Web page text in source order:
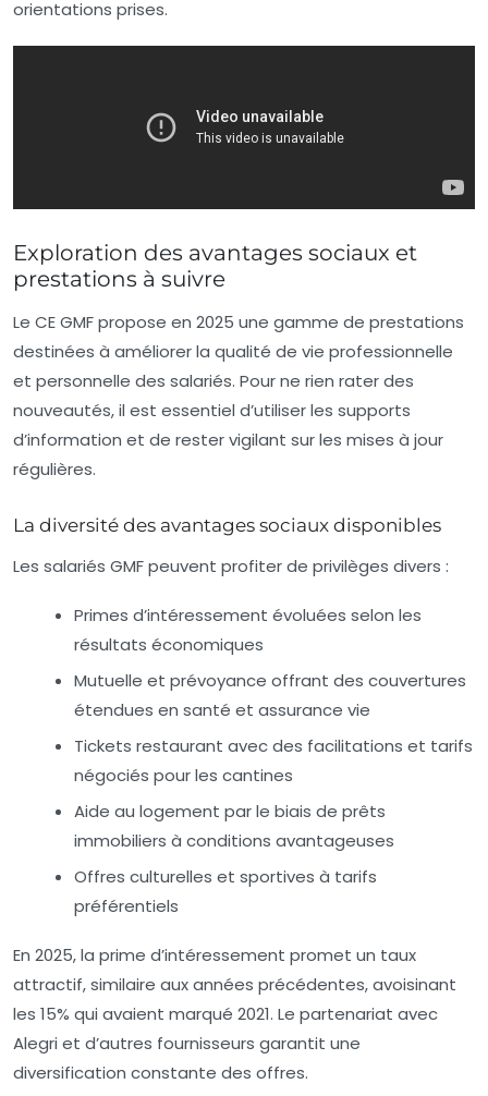
orientations prises.
Exploration des avantages sociaux et
prestations à suivre
Le CE GMF propose en 2025 une gamme de prestations
destinées à améliorer la qualité de vie professionnelle
et personnelle des salariés. Pour ne rien rater des
nouveautés, il est essentiel d’utiliser les supports
d’information et de rester vigilant sur les mises à jour
régulières.
La diversité des avantages sociaux disponibles
Les salariés GMF peuvent profiter de privilèges divers :
Primes d’intéressement évoluées selon les
résultats économiques
Mutuelle et prévoyance offrant des couvertures
étendues en santé et assurance vie
Tickets restaurant avec des facilitations et tarifs
négociés pour les cantines
Aide au logement par le biais de prêts
immobiliers à conditions avantageuses
Offres culturelles et sportives à tarifs
préférentiels
En 2025, la prime d’intéressement promet un taux
attractif, similaire aux années précédentes, avoisinant
les 15% qui avaient marqué 2021. Le partenariat avec
Alegri et d’autres fournisseurs garantit une
diversification constante des offres.